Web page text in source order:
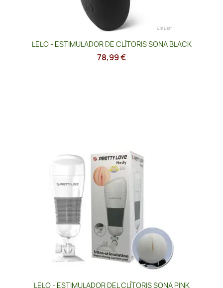
LELO - ESTIMULADOR DE CLÍTORIS SONA BLACK
78,99 €
LELO - ESTIMULADOR DEL CLÍTORIS SONA PINK